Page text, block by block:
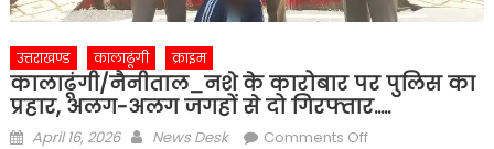
उत्तराखण्ड कालाढूंगी क्राइम
कालाढूंगी/नैनीताल_नशे के कारोबार पर पुलिस का
प्रहार, अलग-अलग जगहों से दो गिरफ्तार…..
Posted
April 16, 2026 Author
News Desk Comments Offon